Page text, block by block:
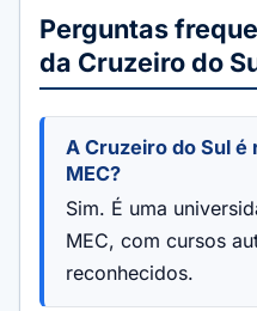
Perguntas
da Cruzeiro do
A Cruzeiro do Sul
MEC?
Sim. É uma
MEC, com cursos
reconhecidos.